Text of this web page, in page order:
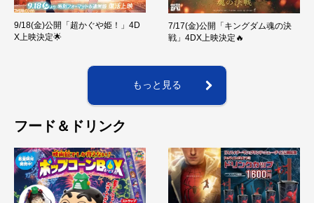
9/18(金)公開「超かぐや姫！」4D
X上映決定🌟
7/17(金)公開「キングダム魂の決
戦」4DX上映決定🔥
もっと見る
フード＆ドリンク